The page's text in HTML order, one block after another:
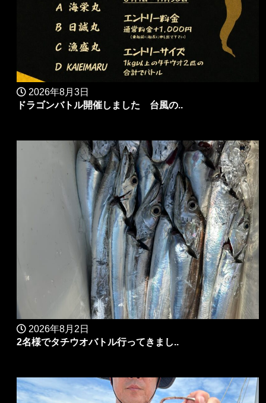
2026年8月3日
ドラゴンバトル開催しました 台風の..
2026年8月2日
2名様でタチウオバトル行ってきまし..